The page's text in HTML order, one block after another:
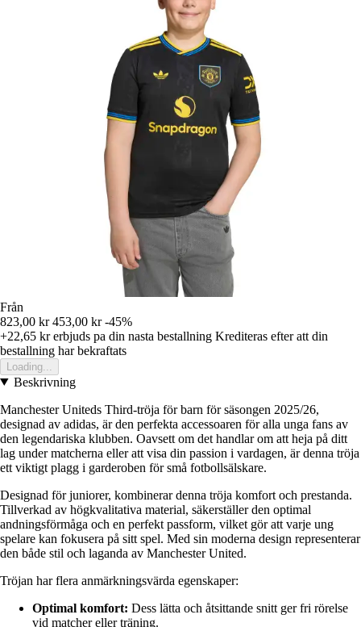
Från
823,00 kr 453,00 kr -45%
+22,65 krerbjuds pa din nasta bestallning Krediteras efter att din
bestallning har bekraftats
Loading...
Beskrivning
Manchester Uniteds Third-tröja för barn för säsongen 2025/26,
designad av adidas, är den perfekta accessoaren för alla unga fans av
den legendariska klubben. Oavsett om det handlar om att heja på ditt
lag under matcherna eller att visa din passion i vardagen, är denna tröja
ett viktigt plagg i garderoben för små fotbollsälskare.
Designad för juniorer, kombinerar denna tröja komfort och prestanda.
Tillverkad av högkvalitativa material, säkerställer den optimal
andningsförmåga och en perfekt passform, vilket gör att varje ung
spelare kan fokusera på sitt spel. Med sin moderna design representerar
den både stil och laganda av Manchester United.
Tröjan har flera anmärkningsvärda egenskaper:
Optimal komfort: Dess lätta och åtsittande snitt ger fri rörelse
vid matcher eller träning.